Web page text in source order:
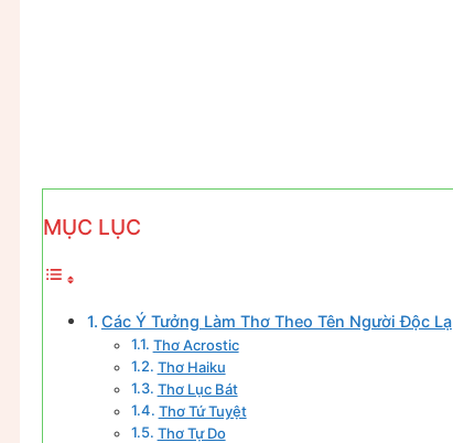
MỤC LỤC
Các Ý Tưởng Làm Thơ Theo Tên Người Độc Lạ
Thơ Acrostic
Thơ Haiku
Thơ Lục Bát
Thơ Tứ Tuyệt
Thơ Tự Do